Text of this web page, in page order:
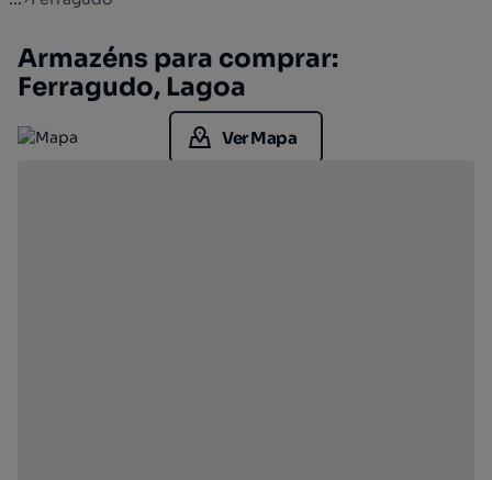
Armazéns para comprar:
Ferragudo, Lagoa
Ver Mapa